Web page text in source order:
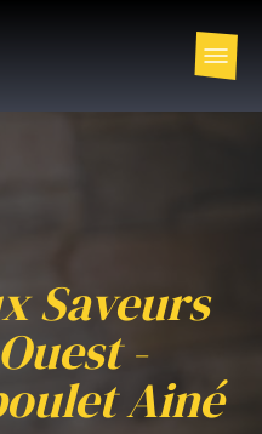
Saveurs
-
Ainé